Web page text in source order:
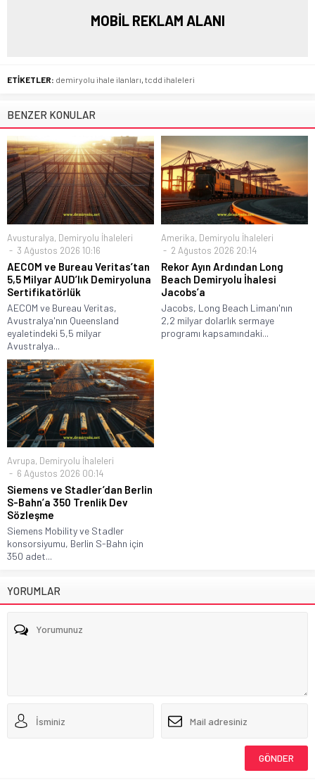
MOBİL REKLAM ALANI
ETİKETLER: demiryolu ihale ilanları, tcdd ihaleleri
BENZER KONULAR
Avusturalya, Demiryolu İhaleleri
3 Ağustos 2026 10:16
AECOM ve Bureau Veritas’tan
5,5 Milyar AUD’lık Demiryoluna
Sertifikatörlük
AECOM ve Bureau Veritas,
Avustralya'nın Queensland
eyaletindeki 5,5 milyar
Avustralya...
Amerika, Demiryolu İhaleleri
2 Ağustos 2026 20:14
Rekor Ayın Ardından Long
Beach Demiryolu İhalesi
Jacobs’a
Jacobs, Long Beach Limanı'nın
2,2 milyar dolarlık sermaye
programı kapsamındaki...
Avrupa, Demiryolu İhaleleri
6 Ağustos 2026 00:14
Siemens ve Stadler’dan Berlin
S-Bahn’a 350 Trenlik Dev
Sözleşme
Siemens Mobility ve Stadler
konsorsiyumu, Berlin S-Bahn için
350 adet...
YORUMLAR